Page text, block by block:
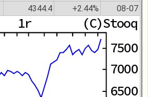
4344.4 +2.44% 08-07